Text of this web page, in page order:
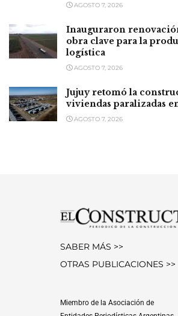
AGOSTO 7, 2026
Inauguraron
obra clave para la
logística
AGOSTO 7, 2026
Jujuy retomó la
viviendas paralizadas
AGOSTO 7, 2026
SABER MÁS >>
OTRAS PUBLICACIONES >>
Miembro de la Asociación de